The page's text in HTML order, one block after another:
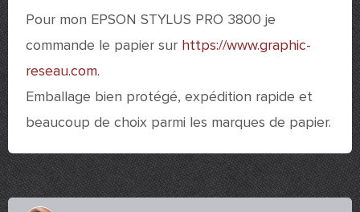
Pour mon EPSON STYLUS PRO 3800 je
commande le papier sur https://www.graphic-
reseau.com.
Emballage bien protégé, expédition rapide et
beaucoup de choix parmi les marques de papier.